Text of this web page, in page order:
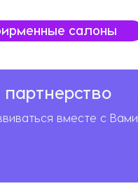
салоны
вместе с Вами